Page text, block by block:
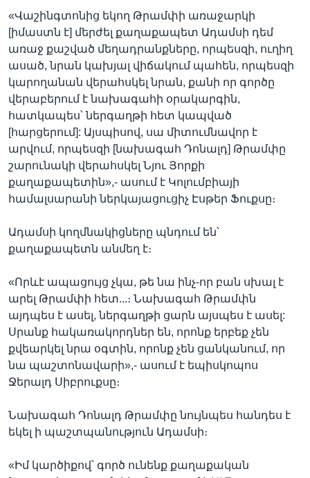
«Վաշինգտոնից եկող Թրամփի առաջարկի
[իմաստն է] մերժել քաղաքապետ Ադամսի դեմ
առաջ քաշված մեղադրանքները, որպեսզի, ուղիղ
ասած, նրան կախյալ վիճակում պահեն, որպեսզի
կարողանան վերահսկել նրան, քանի որ գործը
վերաբերում է նախագահի օրակարգին,
հատկապես՝ ներգաղթի հետ կապված
[հարցերում]: Այսպիսով, սա միտումնավոր է
արվում, որպեսզի [նախագահ Դոնալդ] Թրամփը
շարունակի վերահսկել Նյու Յորքի
քաղաքապետին»,- ասում է Կոլումբիայի
համալսարանի ներկայացուցիչ Էսթեր Ֆուքսը։
Ադամսի կողմնակիցները պնդում են՝
քաղաքապետն անմեղ է։
«Որևէ ապացույց չկա, թե նա ինչ-որ բան սխալ է
արել Թրամփի հետ...։ Նախագահ Թրամփն
այդպես է ասել, ներգաղթի ցարն այսպես է ասել:
Սրանք հակառակորդներ են, որոնք երբեք չեն
քվեարկել նրա օգտին, որոնք չեն ցանկանում, որ
նա պաշտոնավարի»,- ասում է եպիսկոպոս
Ջերալդ Սիբրուքսը։
Նախագահ Դոնալդ Թրամփը նույնպես հանդես է
եկել ի պաշտպանություն Ադամսի։
«Իմ կարծիքով՝ գործ ունենք քաղաքական